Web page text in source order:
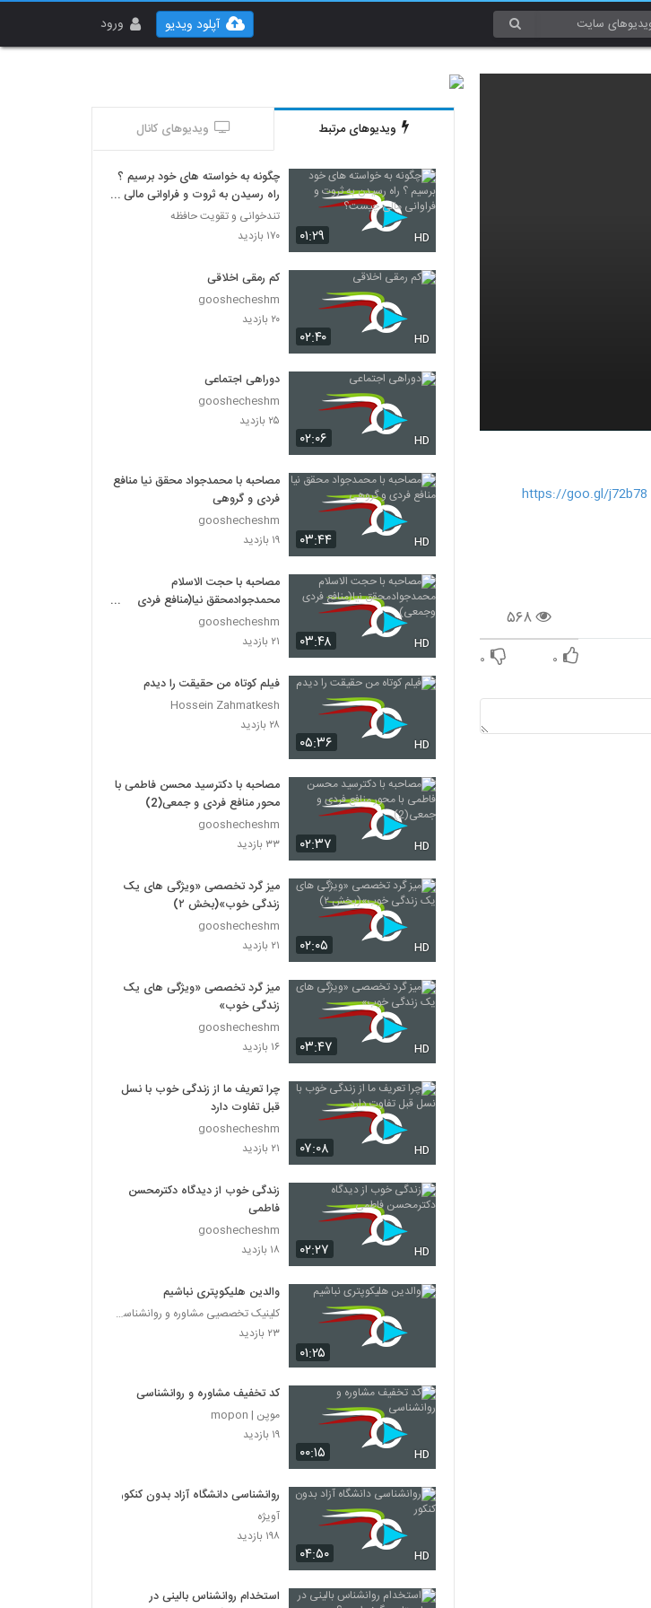
ورود آپلود ویدیو
https://goo.gl/j72b78
۵۶۸
۰ ۰
ویدیوهای مرتبط ویدیوهای کانال
۰۱:۲۹ HD
چگونه به خواسته های خود برسیم ؟
راه رسیدن به ثروت و فراوانی مالی
چیست؟
تندخوانی و تقویت حافظه
۱۷۰ بازدید
۰۲:۴۰ HD
کم رمقی اخلاقی
gooshecheshm
۲۰ بازدید
۰۲:۰۶ HD
دوراهی اجتماعی
gooshecheshm
۲۵ بازدید
۰۳:۴۴ HD
مصاحبه با محمدجواد محقق نیا منافع
فردی و گروهی
gooshecheshm
۱۹ بازدید
۰۳:۴۸ HD
مصاحبه با حجت الاسلام
محمدجوادمحقق نیا(منافع فردی
وجمعی)
gooshecheshm
۲۱ بازدید
۰۵:۳۶ HD
فیلم کوتاه من حقیقت را دیدم
Hossein Zahmatkesh
۲۸ بازدید
۰۲:۳۷ HD
مصاحبه با دکترسید محسن فاطمی با
محور منافع فردی و جمعی(2)
gooshecheshm
۳۳ بازدید
۰۲:۰۵ HD
میز گرد تخصصی «ویژگی های یک
زندگی خوب»(بخش ۲)
gooshecheshm
۲۱ بازدید
۰۳:۴۷ HD
میز گرد تخصصی «ویژگی های یک
زندگی خوب»
gooshecheshm
۱۶ بازدید
۰۷:۰۸ HD
چرا تعریف ما از زندگی خوب با نسل
قبل تفاوت دارد
gooshecheshm
۲۱ بازدید
۰۲:۲۷ HD
زندگی خوب از دیدگاه دکترمحسن
فاطمی
gooshecheshm
۱۸ بازدید
۰۱:۲۵
والدین هلیکوپتری نباشیم
کلینیک تخصصیی مشاوره و روانشناسی خانواده ایرانی
۲۳ بازدید
۰۰:۱۵ HD
کد تخفیف مشاوره و روانشناسی
موپن | mopon
۱۹ بازدید
۰۴:۵۰ HD
روانشناسی دانشگاه آزاد بدون کنکور
آویژه
۱۹۸ بازدید
استخدام روانشناس بالینی در